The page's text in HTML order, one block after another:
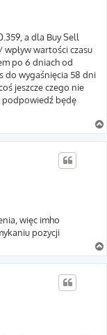
a dla Buy Sell
wpływ wartości czasu
po 6 dniach od
do wygaśnięcia 58 dni
jeszcze czego nie
podpowiedź będę
więc imho
pozycji